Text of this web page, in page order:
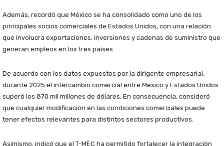
Además, recordó que México se ha consolidado como uno de los
principales socios comerciales de Estados Unidos, con una relación
que involucra exportaciones, inversiones y cadenas de suministro que
generan empleos en los tres países.
De acuerdo con los datos expuestos por la dirigente empresarial,
durante 2025 el intercambio comercial entre México y Estados Unidos
superó los 870 mil millones de dólares. En consecuencia, consideró
que cualquier modificación en las condiciones comerciales puede
tener efectos relevantes para distintos sectores productivos.
Asimismo, indicó que el T-MEC ha permitido fortalecer la integración